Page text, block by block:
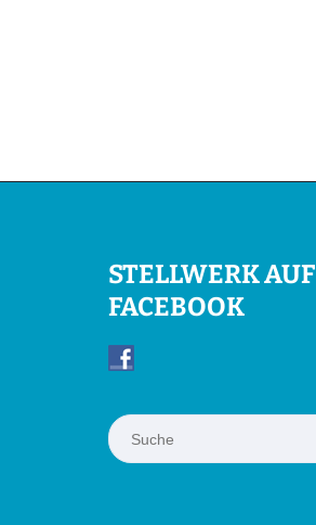
STELLWERK AUF
FACEBOOK
Suchen